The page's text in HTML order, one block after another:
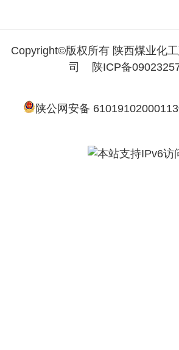
Copyright©版权所有 陕西煤业化
司
陕ICP备
陕公网安备